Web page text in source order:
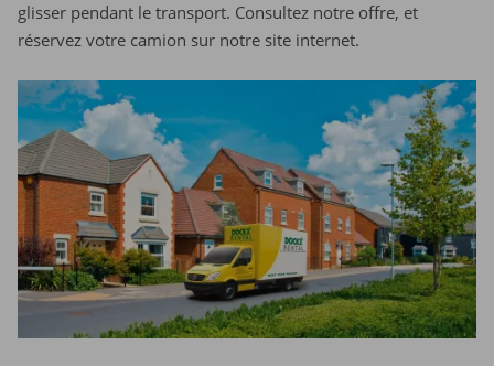
glisser pendant le transport. Consultez notre offre, et
réservez votre camion sur notre site internet.